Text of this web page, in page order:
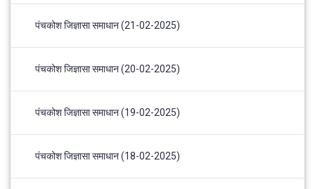
पंचकोश जिज्ञासा समाधान (21-02-2025)
पंचकोश जिज्ञासा समाधान (20-02-2025)
पंचकोश जिज्ञासा समाधान (19-02-2025)
पंचकोश जिज्ञासा समाधान (18-02-2025)